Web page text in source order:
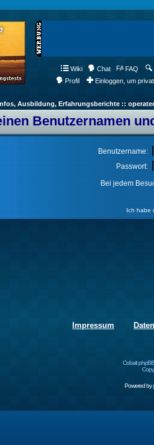
Wiki Chat FAQ
Profil
Einloggen, um
Ausbildung, Erfahrungsberichte ::
Benutzernamen
Benutzername:
Passwort:
Bei jedem
Ich habe
Impressum
Cobalt
Powered by